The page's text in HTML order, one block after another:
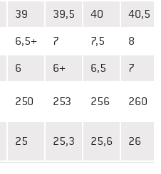
39 39,5 40 40,5
6,5+ 7 7,5 8
6 6+ 6,5 7
250 253 256 260
25 25,3 25,6 26